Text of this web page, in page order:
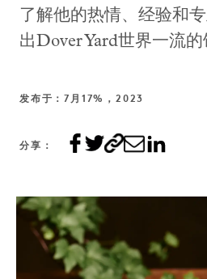
了解他的热情、经验和
出Dover Yard世界一流的
发布于：7月17%，2023
分享：